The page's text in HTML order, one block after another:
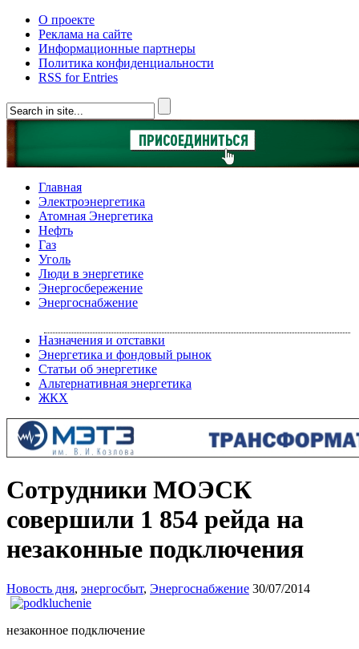
О проекте
Реклама на сайте
Информационные партнеры
Политика конфиденциальности
RSS for Entries
Главная
Электроэнергетика
Атомная Энергетика
Нефть
Газ
Уголь
Люди в энергетике
Энергосбережение
Энергоснабжение
Назначения и отставки
Энергетика и фондовый рынок
Статьи об энергетике
Альтернативная энергетика
ЖКХ
Сотрудники МОЭСК
совершили 1 854 рейда на
незаконные подключения
Новость дня, энергосбыт, Энергоснабжение 30/07/2014
незаконное подключение